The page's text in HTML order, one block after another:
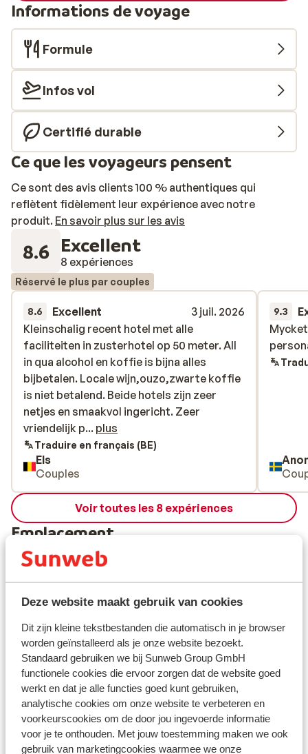
Deze website maakt gebruik van cookies
Dit zijn kleine tekstbestanden die automatisch in je browser
worden geïnstalleerd als je onze website bezoekt.
Standaard gebruiken we bij Sunweb Group GmbH
functionele cookies die ervoor zorgen dat de website goed
werkt en dat je alle functies goed kunt gebruiken,
analytische cookies om onze website te verbeteren en
voorkeurscookies om de door jou ingevoerde informatie
voor je te onthouden. Met jouw toestemming maken we ook
gebruik van marketingcookies waarmee we onze
Informations de voyage
Formule
Infos vol
Certifié durable
Ce que les voyageurs pensent
Ce sont des avis clients 100 % authentiques qui
reflètent fidèlement leur expérience avec notre
produit. En savoir plus sur les avis
8.6 Excellent
8 expériences
Réservé le plus par couples
8.6 Excellent
3 juil. 2026
Kleinschalig recent hotel met alle
faciliteiten in zusterhotel op 50 meter. All
in qua alcohol en koffie is bijna alles
bijbetalen. Locale wijn,ouzo,zwarte koffie
is niet betalend. Beide hotels zijn zeer
netjes en smaakvol ingericht. Zeer
vriendelijk personeel .Zwembad te klein en
weinig plaats er rond.
Kleinschalig recent hotel met alle
faciliteiten in zusterhotel op 50 meter. All
in qua alcohol en koffie is bijna alles
bijbetalen. Locale wijn,ouzo,zwarte koffie
is niet betalend. Beide hotels zijn zeer
netjes en smaakvol ingericht. Zeer
vriendelijk p... plus
Traduire en français (BE)
Els
Couples
9.3
Voir toutes les 8 expériences
Emplacement
Afficher sur la carte
À proximité
Distance de la plage environ 50 mètres (plage de
galets, transats, parasols, service de serviettes
de plage (gratuit) , transats (gratuit) , parasols